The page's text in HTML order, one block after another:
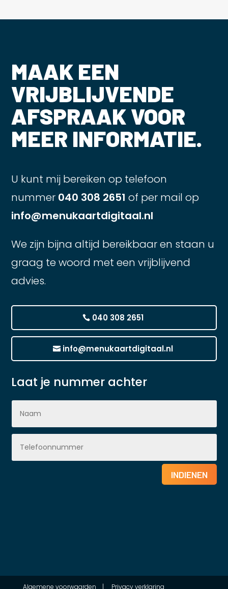
MAAK EEN
VRIJBLIJVENDE
AFSPRAAK VOOR
MEER INFORMATIE.
U kunt mij bereiken op telefoon
nummer 040 308 2651 of per mail op
info@menukaartdigitaal.nl
We zijn bijna altijd bereikbaar en staan u
graag te woord met een vrijblijvend
advies.
040 308 2651
info@menukaartdigitaal.nl
Laat je nummer achter
INDIENEN
Algemene voorwaarden | Privacy verklaring